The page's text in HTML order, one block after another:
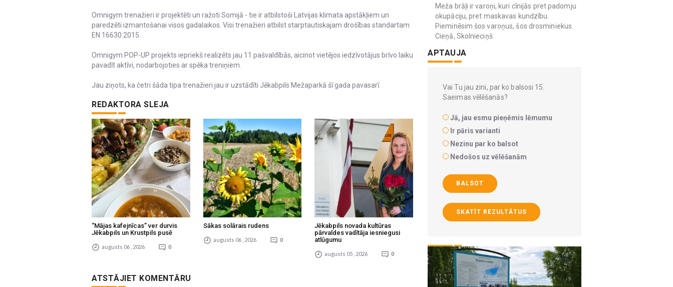
Omnigym trenažieri ir projektēti un ražoti Somijā - tie ir atbilstoši Latvijas klimata apstākļiem un
paredzēti izmantošanai visos gadalaikos. Visi trenažieri atbilst starptautiskajam drošības standartam
EN 16630:2015.
Omnigym POP-UP projekts iepriekš realizēts jau 11 pašvaldībās, aicinot vietējos iedzīvotājus brīvo laiku
pavadīt aktīvi, nodarbojoties ar spēka treniņiem.
Jau ziņots, ka četri šāda tipa trenažieri jau ir uzstādīti Jēkabpils Mežaparkā šī gada pavasarī.
REDAKTORA SLEJA
“Mājas kafejnīcas” ver durvis
Jēkabpils un Krustpils pusē
augusts 06 , 2026 0
Sākas solārais rudens
augusts 06 , 2026 0
Jēkabpils novada kultūras
pārvaldes vadītāja iesniegusi
atlūgumu
augusts 05 , 2026 0
ATSTĀJIET KOMENTĀRU
Meža brāļi ir varoņi, kuri cīnijās pret padomju
okupāciju, pret maskavas kundzību.
Pieminēsim šos varoņus, šos drosminiekus.
Cieņā, Skolnieciņš
APTAUJA
Vai Tu jau zini, par ko balsosi 15.
Saeimas vēlēšanās?
Jā, jau esmu pieņēmis lēmumu
Ir pāris varianti
Nezinu par ko balsot
Nedošos uz vēlēšanām
BALSOT
SKATĪT REZULTĀTUS